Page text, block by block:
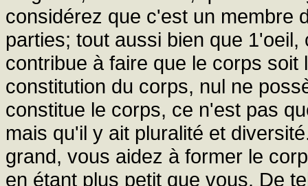
considérez que c'est un membre
parties; tout aussi bien que
contribue à faire que le corps
constitution du corps, nul ne
constitue le corps, ce n'est pas
mais qu'il y ait pluralité et
grand, vous aidez à former le
en étant plus petit que vous. De